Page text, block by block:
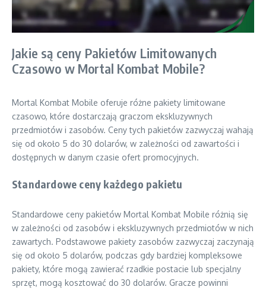
Jakie są ceny Pakietów Limitowanych
Czasowo w Mortal Kombat Mobile?
Mortal Kombat Mobile oferuje różne pakiety limitowane
czasowo, które dostarczają graczom ekskluzywnych
przedmiotów i zasobów. Ceny tych pakietów zazwyczaj wahają
się od około 5 do 30 dolarów, w zależności od zawartości i
dostępnych w danym czasie ofert promocyjnych.
Standardowe ceny każdego pakietu
Standardowe ceny pakietów Mortal Kombat Mobile różnią się
w zależności od zasobów i ekskluzywnych przedmiotów w nich
zawartych. Podstawowe pakiety zasobów zazwyczaj zaczynają
się od około 5 dolarów, podczas gdy bardziej kompleksowe
pakiety, które mogą zawierać rzadkie postacie lub specjalny
sprzęt, mogą kosztować do 30 dolarów. Gracze powinni